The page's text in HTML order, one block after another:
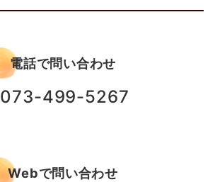
電話で問い合わせ
073-499-5267
Webで問い合わせ